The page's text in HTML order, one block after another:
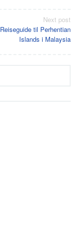
Next post
til Perhentian
Islands i Malaysia